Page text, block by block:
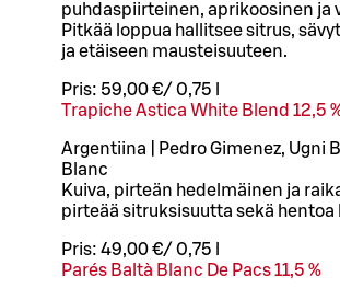
puhdaspiirteinen, aprikoosinen ja
Pitkää loppua hallitsee sitrus,
ja etäiseen mausteisuuteen.
Pris: 59,00 €/ 0,75 l
Trapiche Astica White Blend 12,5
Argentiina | Pedro Gimenez, Ugni
Blanc
Kuiva, pirteän hedelmäinen ja
pirteää sitruksisuutta sekä hentoa
Pris: 49,00 €/ 0,75 l
Parés Baltà Blanc De Pacs 11,5 %